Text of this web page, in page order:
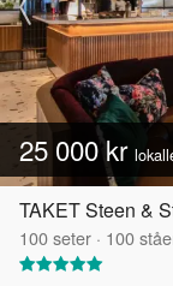
25 000 kr
TAKET Steen &
100seter · 100